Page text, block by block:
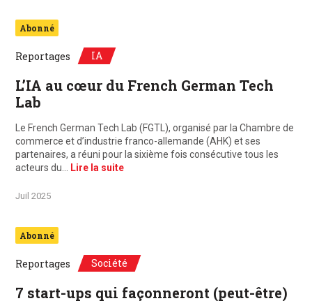
Abonné
Reportages IA
L’IA au cœur du French German Tech
Lab
Le French German Tech Lab (FGTL), organisé par la Chambre de
commerce et d’industrie franco-allemande (AHK) et ses
partenaires, a réuni pour la sixième fois consécutive tous les
acteurs du… Lire la suite
Juil 2025
Abonné
Reportages Société
7 start-ups qui façonneront (peut-être)